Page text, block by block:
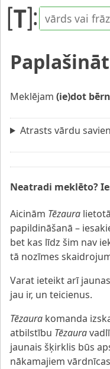
Meklējam (ie)dot
Atrasts vārdu
Neatradi meklēto?
Aicinām Tēzaura
papildināšanā –
bet kas līdz šim nav
tā nozīmes
Varat ieteikt arī
jau ir, un teicienus.
Tēzaura komanda
atbilstību Tēzaura
jaunais šķirklis būs
nākamajiem